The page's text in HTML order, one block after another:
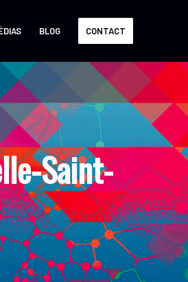
BLOG CONTACT
Saint-